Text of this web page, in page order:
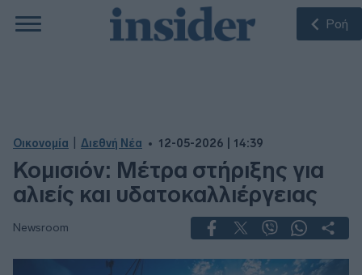
Ροή
Οικονομία Διεθνή Νέα 12-05-2026 | 14:39
Κομισιόν: Μέτρα στήριξης για
αλιείς και υδατοκαλλιέργειας
Newsroom